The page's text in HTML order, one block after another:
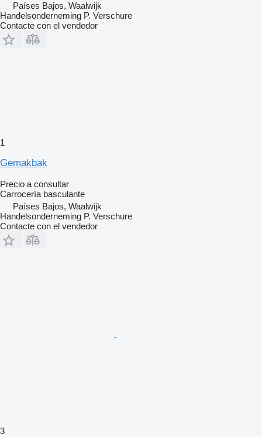
Países Bajos, Waalwijk
Handelsonderneming P. Verschure
Contacte con el vendedor
1
Gemakbak
Precio a consultar
Carrocería basculante
Países Bajos, Waalwijk
Handelsonderneming P. Verschure
Contacte con el vendedor
3